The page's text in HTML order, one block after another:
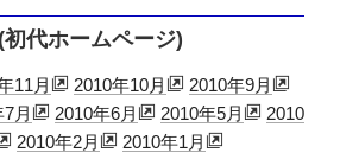
代ホームページ)
11月 2010年10月
2010年9月
月 2010年6月 2010年5月
2010
2010年2月 2010年1月